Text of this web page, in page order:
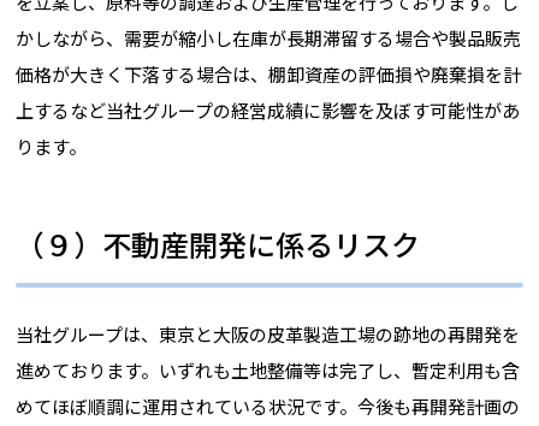
かしながら、需要が縮小し在庫が長期滞留する場合や製品販売
価格が大きく下落する場合は、棚卸資産の評価損や廃棄損を計
上するなど当社グループの経営成績に影響を及ぼす可能性があ
ります。
（９）不動産開発に係るリスク
当社グループは、東京と大阪の皮革製造工場の跡地の再開発を
進めております。いずれも土地整備等は完了し、暫定利用も含
めてほぼ順調に運用されている状況です。今後も再開発計画の